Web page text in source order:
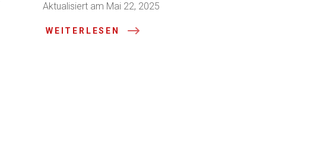
Aktualisiert am Mai 22, 2025
WEITERLESEN